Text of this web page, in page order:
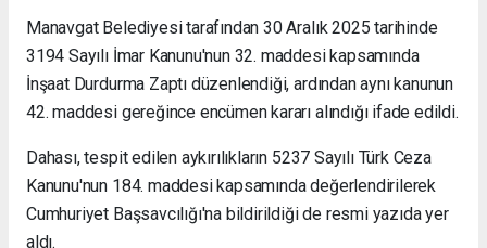
Manavgat Belediyesi tarafından 30 Aralık 2025 tarihinde
3194 Sayılı İmar Kanunu'nun 32. maddesi kapsamında
İnşaat Durdurma Zaptı düzenlendiği, ardından aynı kanunun
42. maddesi gereğince encümen kararı alındığı ifade edildi.
Dahası, tespit edilen aykırılıkların 5237 Sayılı Türk Ceza
Kanunu'nun 184. maddesi kapsamında değerlendirilerek
Cumhuriyet Başsavcılığı'na bildirildiği de resmi yazıda yer
aldı.